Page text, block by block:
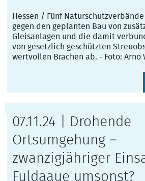
Hessen / Fünf
gegen den geplanten Bau von
Gleisanlagen und die damit
von gesetzlich geschützten
wertvollen Brachen ab. - Foto: Arno
07.11.24 | Drohende
Ortsumgehung –
zwanzigjähriger
Fuldaaue umsonst?